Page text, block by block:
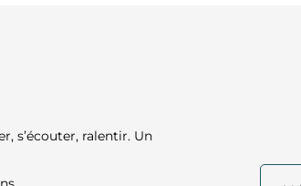
s’écouter, ralentir. Un